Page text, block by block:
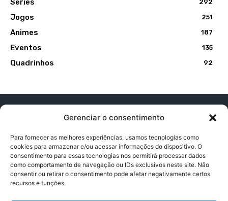
Gerenciar o consentimento
Para fornecer as melhores experiências, usamos tecnologias como
cookies para armazenar e/ou acessar informações do dispositivo. O
consentimento para essas tecnologias nos permitirá processar dados
como comportamento de navegação ou IDs exclusivos neste site. Não
consentir ou retirar o consentimento pode afetar negativamente certos
recursos e funções.
Séries 292
Jogos 251
Animes 187
Eventos 135
Quadrinhos 92
Contato:contatopapogeek@gmail.com